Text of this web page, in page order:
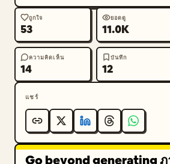
รวมลูกศรที่วาดด้วยมือ (เน้นสีฟ้าและสี
โฟกราฟิกที่สะอาดตา ช่องที่เว้นระยะห่
ออกแบบตัวละครที่สอดคล้องกันในทุกเฟร
Silat ที่ลื่นไหลและต่อเนื่องในสตูดิโอ
มีอายุช่วงปลาย 20 ปี รูปร่างนักกีฬา ค
ผิวสีแทนอบอุ่น ผมหยักศกสีเข้มหนา แล
การดูแลอย่างดี เขาสวมเสื้อเชิ้ตสีแดง
ข้อศอก กางเกงสีเบจทรงสลิมฟิตที่มีรอย
ถูกใจ
53
ยอดดู
11.0K
ความคิดเห็น
14
บันทึก
12
แชร์
Go beyond generating